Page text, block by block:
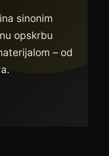
sinonim
opskrbu
– od